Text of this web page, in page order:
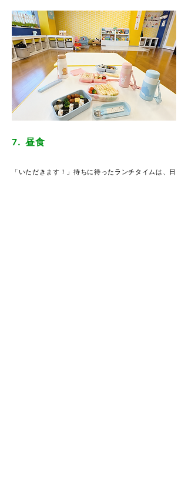
7. 昼食
「いただきます！」待ちに待ったランチタイムは、日